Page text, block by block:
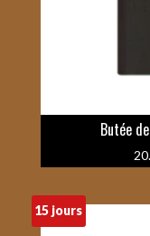
Butée
15 jours